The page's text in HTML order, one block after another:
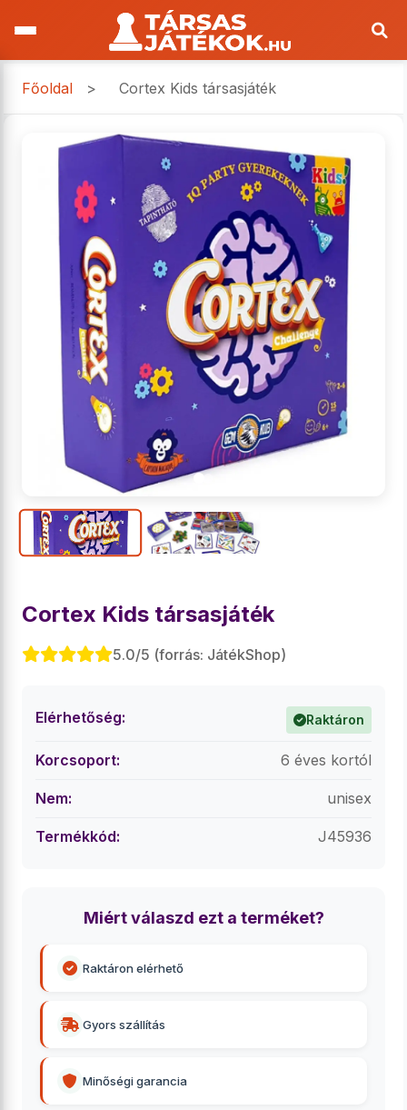
Főoldal > Cortex Kids társasjáték
Cortex Kids társasjáték
5.0/5 (forrás: JátékShop)
Elérhetőség: Raktáron
Korcsoport: 6 éves kortól
Nem: unisex
Termékkód: J45936
Miért válaszd ezt a terméket?
Raktáron elérhető
Gyors szállítás
Minőségi garancia